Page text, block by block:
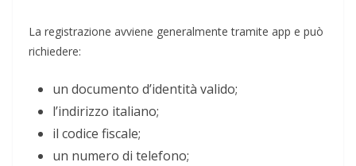
La registrazione avviene generalmente tramite app e può
richiedere:
un documento d’identità valido;
l’indirizzo italiano;
il codice fiscale;
un numero di telefono;